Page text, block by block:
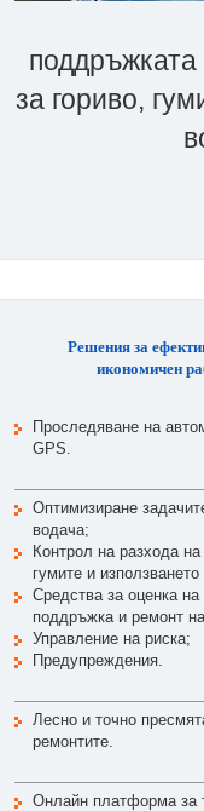
за гориво,
Решения за
икономичен
Проследяване на
GPS.
Оптимизиране
водача;
Контрол на разхода
гумите и
Средства за оценка на
поддръжка и ремонт
Управление на риска;
Предупреждения.
Лесно и точно
ремонтите.
Онлайн платформа за